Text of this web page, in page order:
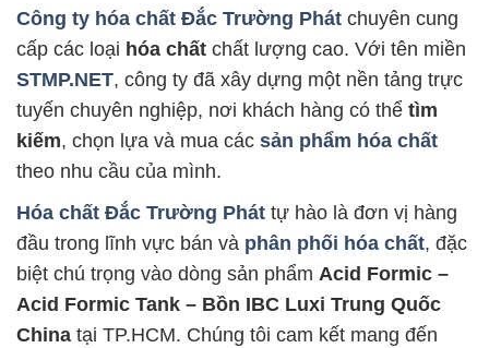
Công ty hóa chất Đắc Trường Phát chuyên cung
cấp các loại hóa chất chất lượng cao. Với tên miền
STMP.NET, công ty đã xây dựng một nền tảng trực
tuyến chuyên nghiệp, nơi khách hàng có thể tìm
kiếm, chọn lựa và mua các sản phẩm hóa chất
theo nhu cầu của mình.
Hóa chất Đắc Trường Phát tự hào là đơn vị hàng
đầu trong lĩnh vực bán và phân phối hóa chất, đặc
biệt chú trọng vào dòng sản phẩm Acid Formic –
Acid Formic Tank – Bồn IBC Luxi Trung Quốc
China tại TP.HCM. Chúng tôi cam kết mang đến